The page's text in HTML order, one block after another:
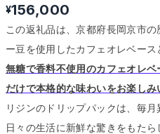
¥156,000
この返礼品は、京都府長岡京市
ー豆を使用したカフェオレベース
無糖で香料不使用のカフェオレ
だけで本格的な味わいをお楽しみ
リジンのドリップパックは、毎月
日々の生活に新鮮な驚きをもたら